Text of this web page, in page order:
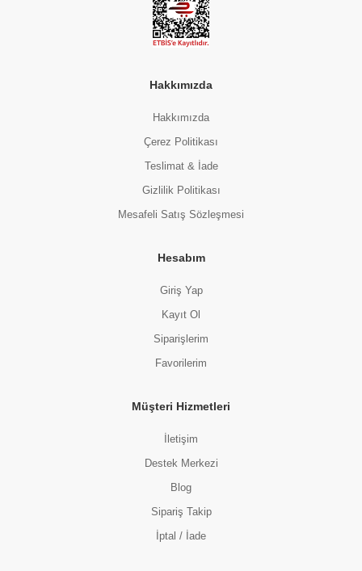
Hakkımızda
Hakkımızda
Çerez Politikası
Teslimat & İade
Gizlilik Politikası
Mesafeli Satış Sözleşmesi
Hesabım
Giriş Yap
Kayıt Ol
Siparişlerim
Favorilerim
Müşteri Hizmetleri
İletişim
Destek Merkezi
Blog
Sipariş Takip
İptal / İade